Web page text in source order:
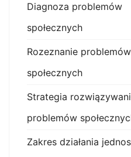
Diagnoza problemów
społecznych
Rozeznanie problemów
społecznych
Strategia
problemów
Zakres działania